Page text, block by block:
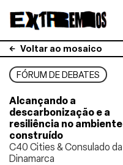
Voltar ao mosaico
FÓRUM DE DEBATES
Alcançando a
descarbonização e a
resiliência no ambiente
construído
C40 Cities & Consulado da
Dinamarca